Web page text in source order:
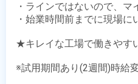
・ラインではないので、マ
・始業時間前までに現場に
★キレイな工場で働きやす
※試用期間あり(2週間)時給